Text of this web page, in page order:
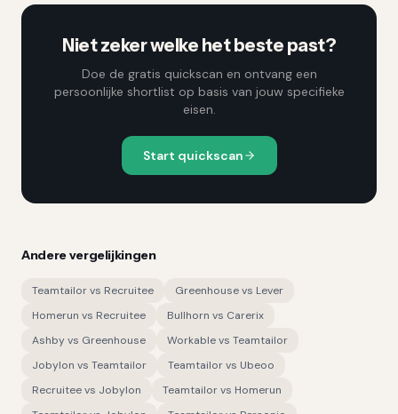
Niet zeker welke het beste past?
Doe de gratis quickscan en ontvang een
persoonlijke shortlist op basis van jouw specifieke
eisen.
Start quickscan
Andere vergelijkingen
Teamtailorvs Recruitee Greenhousevs Lever
Homerun vs Recruitee Bullhorn vs Carerix
Ashbyvs Greenhouse Workablevs Teamtailor
Jobylon vs Teamtailor Teamtailorvs Ubeoo
Recruiteevs Jobylon Teamtailorvs Homerun